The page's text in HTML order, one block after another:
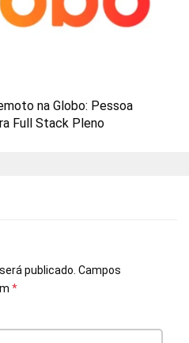
na Globo: Pessoa
Full Stack Pleno
publicado. Campos
*